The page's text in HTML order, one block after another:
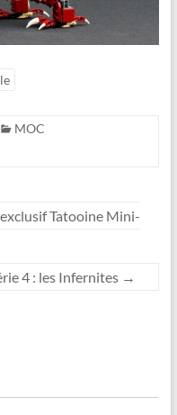
MOC
Tatooine Mini-
4 : les Infernites →